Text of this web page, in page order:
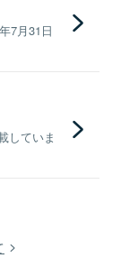
7月31日
していま